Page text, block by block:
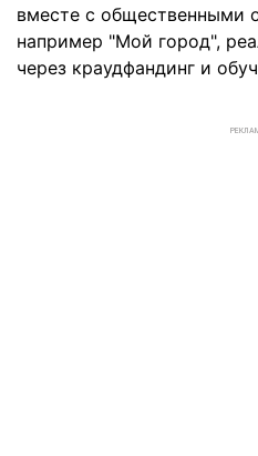
вместе с общественными
например "Мой город",
через краудфандинг и